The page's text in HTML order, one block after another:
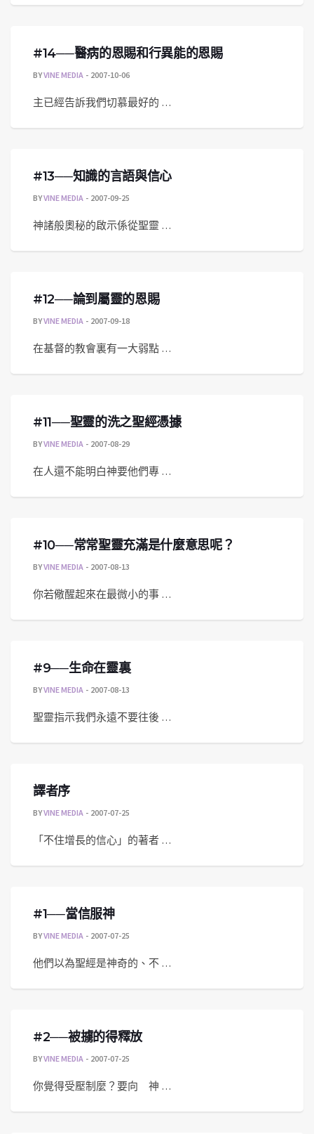
#14──醫病的恩賜和行異能的恩賜
BYVINE MEDIA 2007-10-06
主已經告訴我們切慕最好的 …
#13──知識的言語與信心
BYVINE MEDIA 2007-09-25
神諸般奧秘的啟示係從聖靈 …
#12──論到屬靈的恩賜
BYVINE MEDIA 2007-09-18
在基督的教會裏有一大弱點 …
#11──聖靈的洗之聖經憑據
BYVINE MEDIA 2007-08-29
在人還不能明白神要他們專 …
#10──常常聖靈充滿是什麼意思呢？
BYVINE MEDIA 2007-08-13
你若儆醒起來在最微小的事 …
#9──生命在靈裏
BYVINE MEDIA 2007-08-13
聖靈指示我們永遠不要往後 …
譯者序
BYVINE MEDIA 2007-07-25
「不住增長的信心」的著者 …
#1──當信服神
BYVINE MEDIA 2007-07-25
他們以為聖經是神奇的、不 …
#2──被擄的得釋放
BYVINE MEDIA 2007-07-25
你覺得受壓制麼？要向 神 …